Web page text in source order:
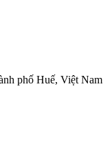
phố Huế, Việt Nam